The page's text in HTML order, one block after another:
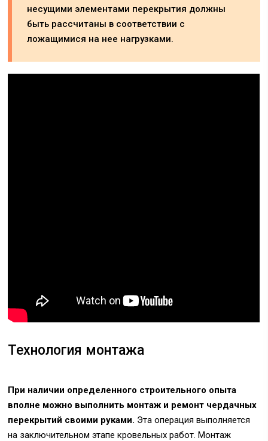
несущими элементами перекрытия должны
быть рассчитаны в соответствии с
ложащимися на нее нагрузками.
Технология монтажа
При наличии определенного строительного опыта
вполне можно выполнить монтаж и ремонт чердачных
перекрытий своими руками. Эта операция выполняется
на заключительном этапе кровельных работ. Монтаж